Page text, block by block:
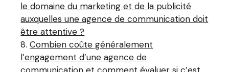
le domaine du marketing et de la publicité
auxquelles une agence de communication doit
être attentive ?
Combien coûte généralement
l’engagement d’une agence de